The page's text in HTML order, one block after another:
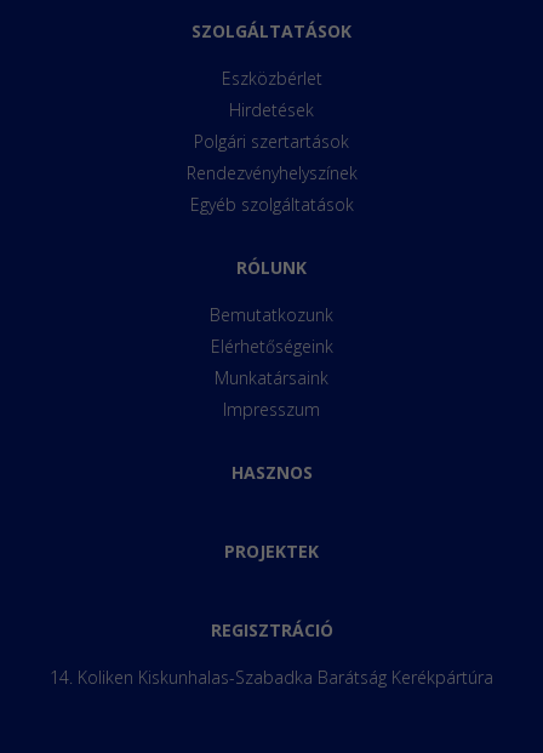
SZOLGÁLTATÁSOK
Eszközbérlet
Hirdetések
Polgári szertartások
Rendezvényhelyszínek
Egyéb szolgáltatások
RÓLUNK
Bemutatkozunk
Elérhetőségeink
Munkatársaink
Impresszum
HASZNOS
PROJEKTEK
REGISZTRÁCIÓ
14. Koliken Kiskunhalas-Szabadka Barátság Kerékpártúra